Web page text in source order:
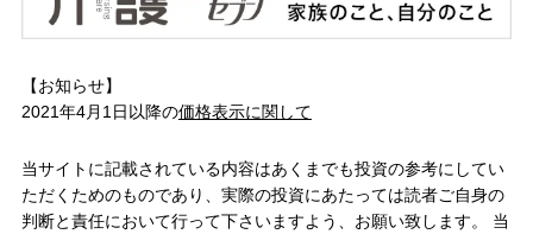
【お知らせ】
2021年4月1日以降の価格表示に関して
当サイトに記載されている内容はあくまでも投資の参考にしてい
ただくためのものであり、実際の投資にあたっては読者ご自身の
判断と責任において行って下さいますよう、お願い致します。 当